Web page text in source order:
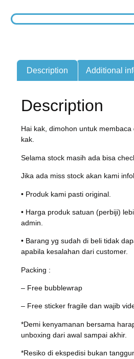
Description Additional
Description
Hai kak, dimohon untuk
kak.
Selama stock masih ada bisa
Jika ada miss stock akan kami
• Produk kami pasti original.
• Harga produk satuan (perbiji)
admin.
• Barang yg sudah di beli tidak
apabila kesalahan dari customer.
Packing :
– Free bubblewrap
– Free sticker fragile dan wajib
*Demi kenyamanan bersama
unboxing dari awal sampai akhir.
*Resiko di ekspedisi bukan